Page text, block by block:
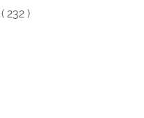
( 232 )